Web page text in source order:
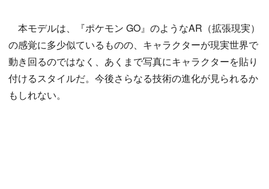
本モデルは、『ポケモン GO』のようなAR（拡張現実）
の感覚に多少似ているものの、キャラクターが現実世界で
動き回るのではなく、あくまで写真にキャラクターを貼り
付けるスタイルだ。今後さらなる技術の進化が見られるか
もしれない。